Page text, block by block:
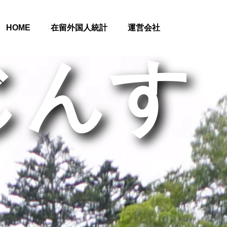
HOME 在留外国人統計 運営会社
んす